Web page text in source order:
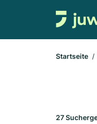
Startseite
27